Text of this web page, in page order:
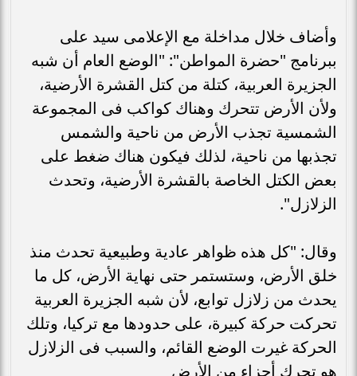
وأضاف خلال مداخلة مع الإعلامى سيد على
ببرنامج "حضرة المواطن": "الوضع العام أن شبه
الجزيرة العربية، كتلة من كتل القشرة الأرضية،
ولأن الأرض تتحرك وهناك كواكب فى المجموعة
الشمسية تجذب الأرض من ناحية والشمس
تجذبها من ناحية، لذلك فيكون هناك ضغط على
بعض الكتل الخاصة بالقشرة الأرضية، وتحدث
الزلازل".
وقال: "كل هذه ظواهر عادية وطبيعية تحدث منذ
خلق الأرض، وستستمر حتى نهاية الأرض، كل ما
يحدث من زلازل توابع، لأن شبه الجزيرة العربية
تحركت حركة كبيرة، على حدودها مع تركيا، وتلك
الحركة غيرت الوضع القائم، والسبب فى الزلازل
هو تحرك أجزاء من الأرض